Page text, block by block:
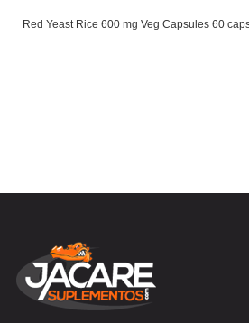
Red Yeast Rice 600 mg Veg Capsules 60